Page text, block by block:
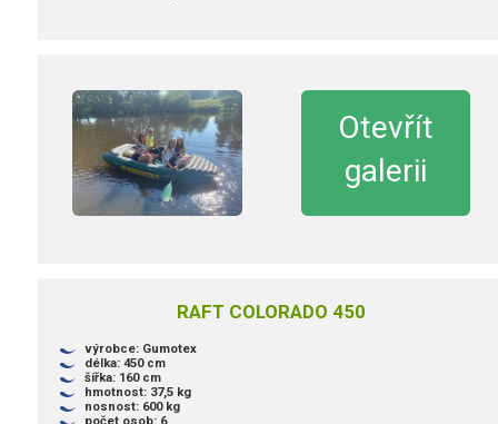
Otevřít
galerii
RAFT COLORADO 450
výrobce: Gumotex
délka: 450 cm
šířka: 160 cm
hmotnost: 37,5 kg
nosnost: 600 kg
počet osob: 6